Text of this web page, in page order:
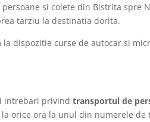
si colete din Bistrita spre
tarziu la destinatia dorita.
la dispozitie curse de autocar si
intrebari privindtransportul de
orice ora la unul din numerele